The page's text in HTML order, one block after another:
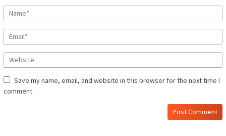
Save my name, email, and website in this browser for the next time I
comment.